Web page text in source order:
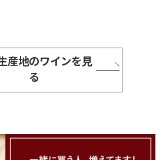
産地のワインを見
る